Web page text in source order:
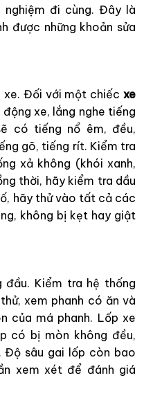
đi cùng. Đây là
được những khoản sửa
Đối với một chiếc xe
động xe, lắng nghe tiếng
có tiếng nổ êm, đều,
gõ, tiếng rít. Kiểm tra
xả không (khói xanh,
thời, hãy kiểm tra dầu
hãy thử vào tất cả các
không bị kẹt hay giật
đầu. Kiểm tra hệ thống
xem phanh có ăn và
của má phanh. Lốp xe
có bị mòn không đều,
Độ sâu gai lốp còn bao
xem xét để đánh giá